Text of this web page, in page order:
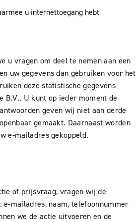
u internettoegang hebt
u vragen om deel te nemen aan een
uw gegevens dan gebruiken voor het
deze statistische gegevens
B.V.. U kunt op ieder moment de
geven wij niet aan derde
gemaakt. Daarnaast worden
e-mailadres gekoppeld.
of prijsvraag, vragen wij de
e-mailadres, naam, telefoonnummer
we de actie uitvoeren en de